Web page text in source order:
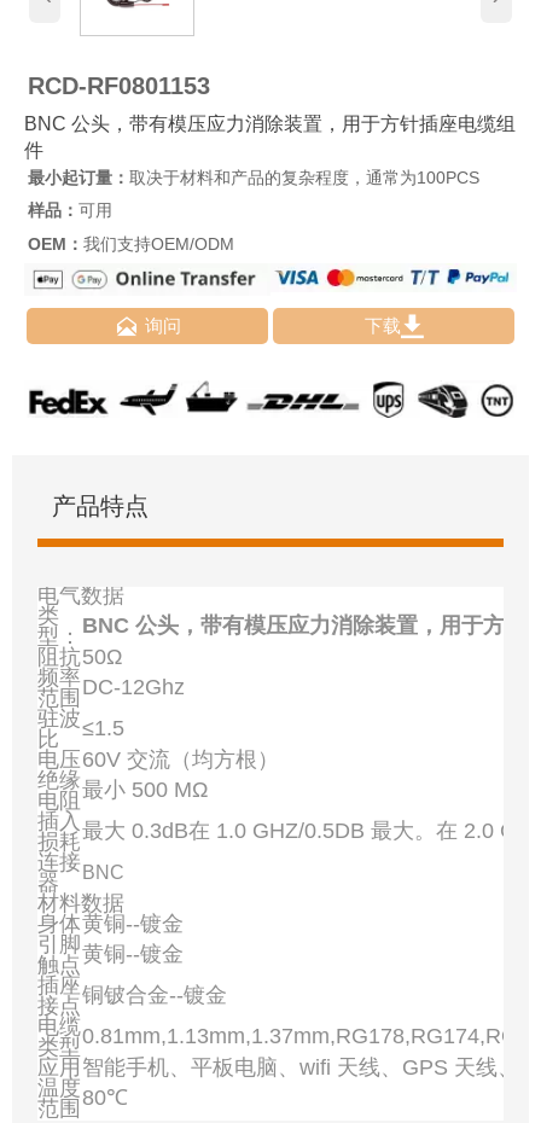
RCD-RF0801153
BNC 公头，带有模压应力消除装置，用于方针插座电缆组
件
最小起订量： 取决于材料和产品的复杂程度，通常为100PCS
样品： 可用
OEM： 我们支持OEM/ODM
 询问 下载
产品特点
电气数据
类
型： BNC 公头，带有模压应力消除装置，用于方针
阻抗50Ω
频率
范围 DC-12Ghz
驻波
比
≤1.5
电压60V 交流（均方根）
绝缘
电阻 最小 500 MΩ
插入
损耗最大 0.3dB在 1.0 GHZ/0.5DB 最大。在 2.0
连接
器
BNC
材料数据
身体黄铜--镀金
引脚
触点黄铜--镀金
插座
接点铜铍合金--镀金
电缆
类型
应用 智能手机、平板电脑、wifi 天线、GPS 天线、
温度
范围 80℃